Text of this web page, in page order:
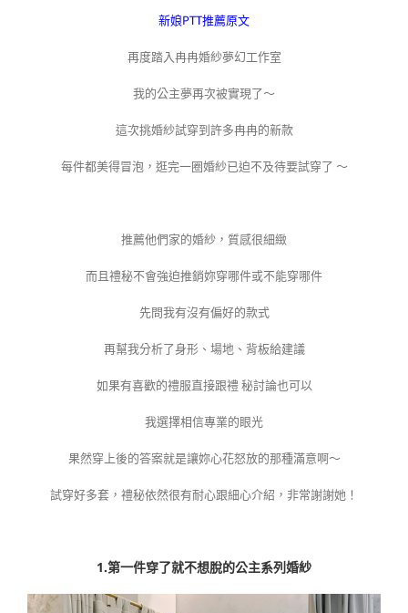
新娘PTT推薦原文
再度踏入冉冉婚紗夢幻工作室
我的公主夢再次被實現了～
這次挑婚紗試穿到許多冉冉的新款
每件都美得冒泡，逛完一圈婚紗已迫不及待要試穿了 ～
推薦他們家的婚紗，質感很細緻
而且禮秘不會強迫推銷妳穿哪件或不能穿哪件
先問我有沒有偏好的款式
再幫我分析了身形、場地、背板給建議
如果有喜歡的禮服直接跟禮 秘討論也可以
我選擇相信專業的眼光
果然穿上後的答案就是讓妳心花怒放的那種滿意啊～
試穿好多套，禮秘依然很有耐心跟細心介紹，非常謝謝她！
1.第一件穿了就不想脫的公主系列婚紗